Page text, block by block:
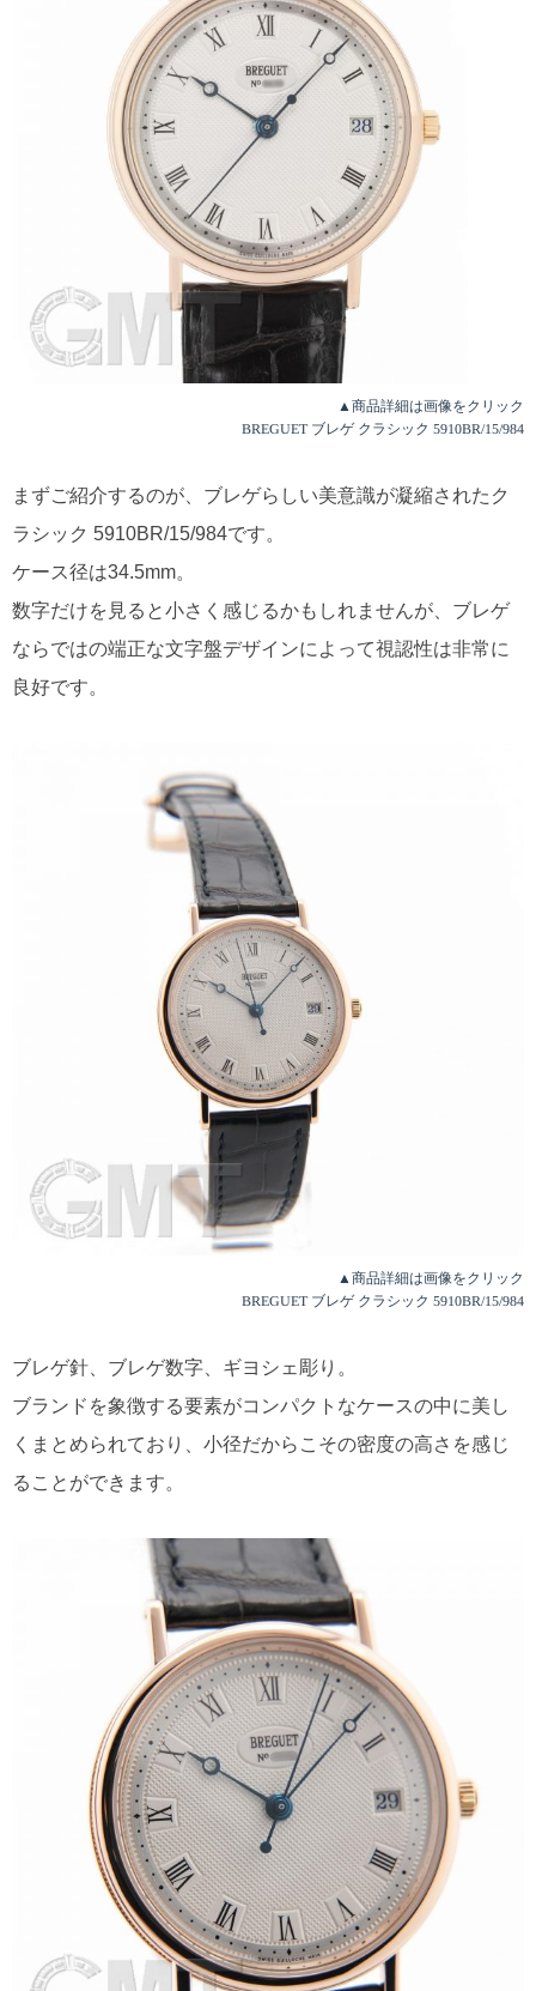
▲商品詳細は画像をクリック
BREGUET ブレゲ クラシック 5910BR/15/984
まずご紹介するのが、ブレゲらしい美意識が凝縮されたク
ラシック 5910BR/15/984です。
ケース径は34.5mm。
数字だけを見ると小さく感じるかもしれませんが、ブレゲ
ならではの端正な文字盤デザインによって視認性は非常に
良好です。
▲商品詳細は画像をクリック
BREGUET ブレゲ クラシック 5910BR/15/984
ブレゲ針、ブレゲ数字、ギヨシェ彫り。
ブランドを象徴する要素がコンパクトなケースの中に美し
くまとめられており、小径だからこその密度の高さを感じ
ることができます。